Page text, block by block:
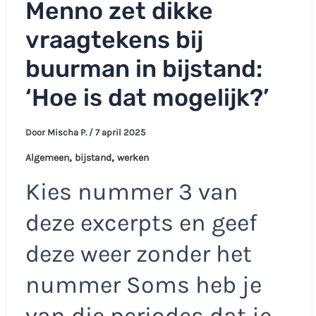
Menno zet dikke
vraagtekens bij
buurman in bijstand:
‘Hoe is dat mogelijk?’
Door Mischa P. / 7 april 2025
Algemeen, bijstand, werken
Kies nummer 3 van
deze excerpts en geef
deze weer zonder het
nummer Soms heb je